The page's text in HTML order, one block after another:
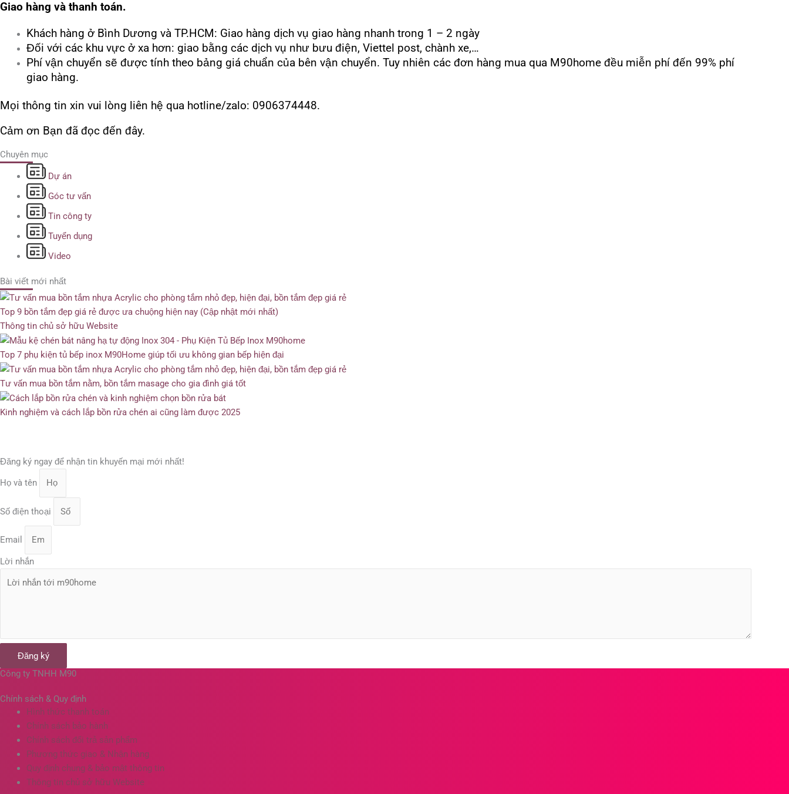
Giao hàng và thanh toán.
Khách hàng ở Bình Dương và TP.HCM: Giao hàng dịch vụ giao hàng nhanh trong 1 – 2 ngày
Đối với các khu vực ở xa hơn: giao bằng các dịch vụ như bưu điện, Viettel post, chành xe,…
Phí vận chuyển sẽ được tính theo bảng giá chuẩn của bên vận chuyển. Tuy nhiên các đơn hàng mua qua M90home đều miễn phí đến 99% phí
giao hàng.
Mọi thông tin xin vui lòng liên hệ qua hotline/zalo: 0906374448.
Cảm ơn Bạn đã đọc đến đây.
Chuyên mục
Dự án
Góc tư vấn
Tin công ty
Tuyển dụng
Video
Bài viết mới nhất
Top 9 bồn tắm đẹp giá rẻ được ưa chuộng hiện nay (Cập nhật mới nhất)
Thông tin chủ sở hữu Website
Top 7 phụ kiện tủ bếp inox M90Home giúp tối ưu không gian bếp hiện đại
Tư vấn mua bồn tắm nằm, bồn tắm masage cho gia đình giá tốt
Kinh nghiệm và cách lắp bồn rửa chén ai cũng làm được 2025
Đăng ký ngay để nhận tin khuyến mại mới nhất!
Họ và tên
Số điện thoại
Email
Lời nhắn
Đăng ký
Công ty TNHH M90
Chính sách & Quy định
Hình thức thanh toán
Chính sách bảo hành
Chính sách đổi trả sản phẩm
Phương thức giao & Nhận hàng
Quy định chung & bảo mật thông tin
Thông tin chủ sở hữu Website